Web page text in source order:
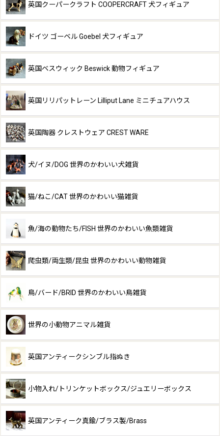
英国クーパークラフト COOPERCRAFT 犬フィギュア
ドイツ ゴーベル Goebel 犬フィギュア
英国ベスウィック Beswick 動物フィギュア
英国リリパットレーン Lilliput Lane ミニチュアハウス
英国陶器 クレストウェア CREST WARE
犬/イヌ/DOG 世界のかわいい犬雑貨
猫/ねこ/CAT 世界のかわいい猫雑貨
魚/海の動物たち/FISH 世界のかわいい魚類雑貨
爬虫類/両生類/昆虫 世界のかわいい動物雑貨
鳥/バード/BRID 世界のかわいい鳥雑貨
世界の小動物アニマル雑貨
英国アンティークシンブル指ぬき
小物入れ/トリンケットボックス/ジュエリーボックス
英国アンティーク真鍮/ブラス製/Brass